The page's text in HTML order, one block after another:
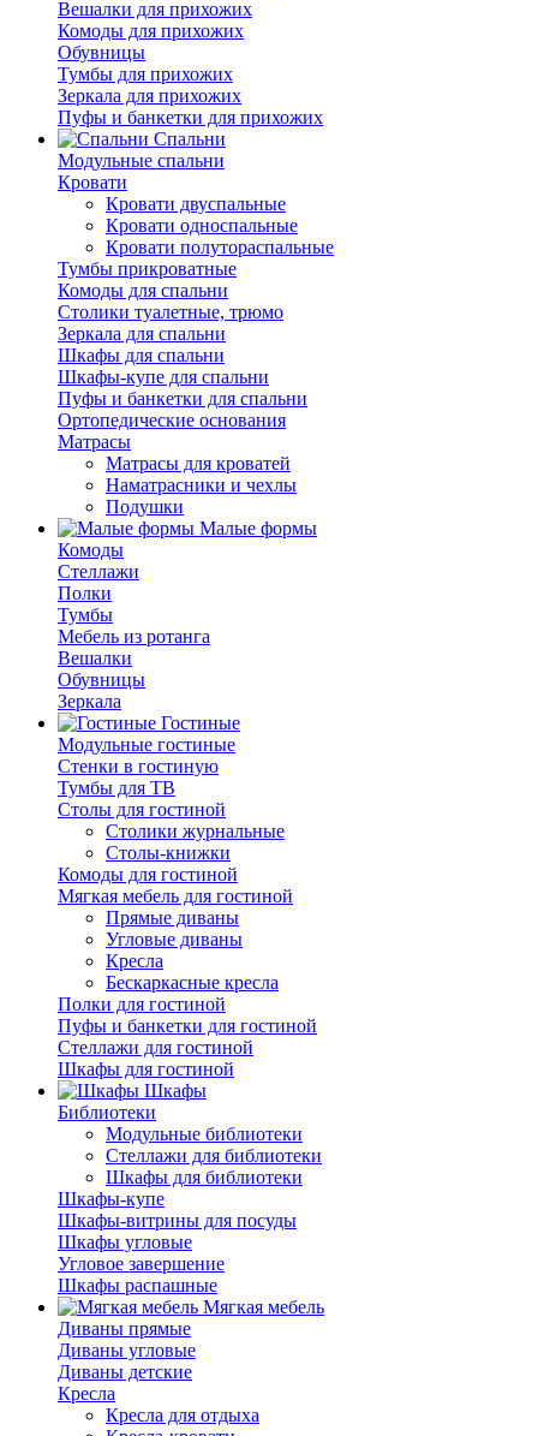
Вешалки для прихожих
Комоды для прихожих
Обувницы
Тумбы для прихожих
Зеркала для прихожих
Пуфы и банкетки для прихожих
Спальни
Модульные спальни
Кровати
Кровати двуспальные
Кровати односпальные
Кровати полутораспальные
Тумбы прикроватные
Комоды для спальни
Столики туалетные, трюмо
Зеркала для спальни
Шкафы для спальни
Шкафы-купе для спальни
Пуфы и банкетки для спальни
Ортопедические основания
Матрасы
Матрасы для кроватей
Наматрасники и чехлы
Подушки
Малые формы
Комоды
Стеллажи
Полки
Тумбы
Мебель из ротанга
Вешалки
Обувницы
Зеркала
Гостиные
Модульные гостиные
Стенки в гостиную
Тумбы для ТВ
Столы для гостиной
Столики журнальные
Столы-книжки
Комоды для гостиной
Мягкая мебель для гостиной
Прямые диваны
Угловые диваны
Кресла
Бескаркасные кресла
Полки для гостиной
Пуфы и банкетки для гостиной
Стеллажи для гостиной
Шкафы для гостиной
Шкафы
Библиотеки
Модульные библиотеки
Стеллажи для библиотеки
Шкафы для библиотеки
Шкафы-купе
Шкафы-витрины для посуды
Шкафы угловые
Угловое завершение
Шкафы распашные
Мягкая мебель
Диваны прямые
Диваны угловые
Диваны детские
Кресла
Кресла для отдыха